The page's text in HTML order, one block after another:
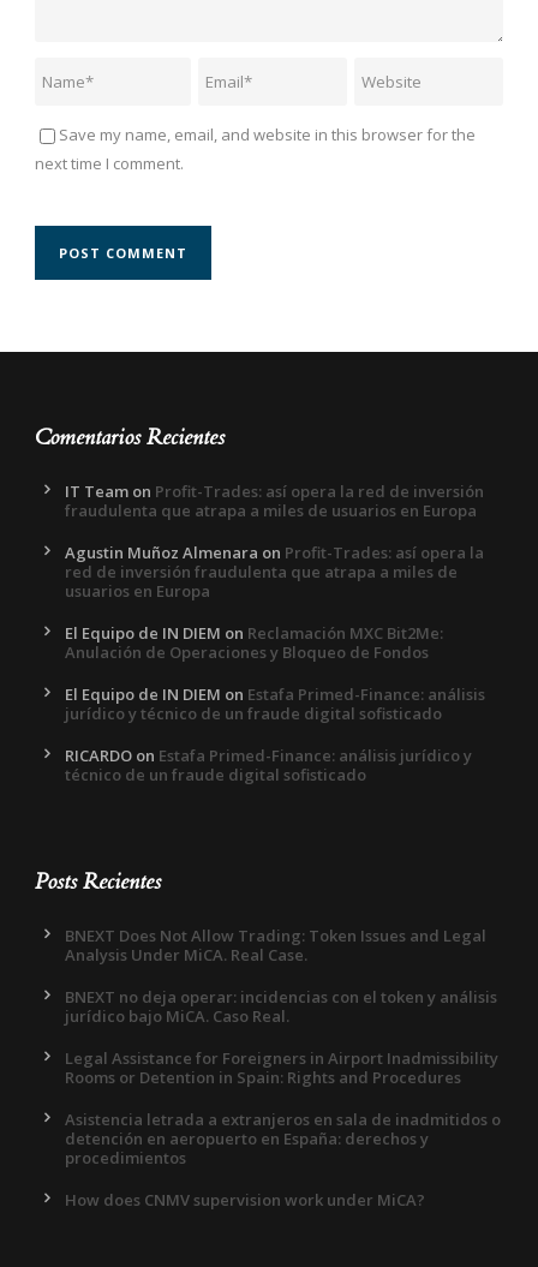
Save my name, email, and website in this browser for the
next time I comment.
Comentarios Recientes
IT Team on Profit-Trades: así opera la red de inversión
fraudulenta que atrapa a miles de usuarios en Europa
Agustin Muñoz Almenara on Profit-Trades: así opera la
red de inversión fraudulenta que atrapa a miles de
usuarios en Europa
El Equipo de IN DIEM on Reclamación MXC Bit2Me:
Anulación de Operaciones y Bloqueo de Fondos
El Equipo de IN DIEM on Estafa Primed-Finance: análisis
jurídico y técnico de un fraude digital sofisticado
RICARDO on Estafa Primed-Finance: análisis jurídico y
técnico de un fraude digital sofisticado
Posts Recientes
BNEXT Does Not Allow Trading: Token Issues and Legal
Analysis Under MiCA. Real Case.
BNEXT no deja operar: incidencias con el token y análisis
jurídico bajo MiCA. Caso Real.
Legal Assistance for Foreigners in Airport Inadmissibility
Rooms or Detention in Spain: Rights and Procedures
Asistencia letrada a extranjeros en sala de inadmitidos o
detención en aeropuerto en España: derechos y
procedimientos
How does CNMV supervision work under MiCA?